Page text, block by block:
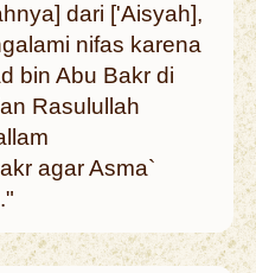
dari ['Aisyah],
nifas karena
bin Abu Bakr di
Rasulullah
agar Asma`